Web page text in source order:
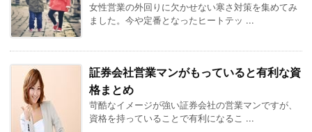
女性営業の外回りに欠かせない寒さ対策を集めてみ
ました。今や定番となったヒートテッ ...
証券会社営業マンがもっていると有利な資
格まとめ
苛酷なイメージが強い証券会社の営業マンですが、
資格を持っていることで有利になるこ ...